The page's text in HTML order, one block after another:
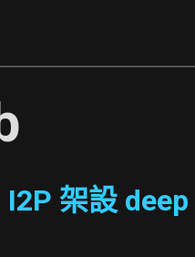
I2P 架設